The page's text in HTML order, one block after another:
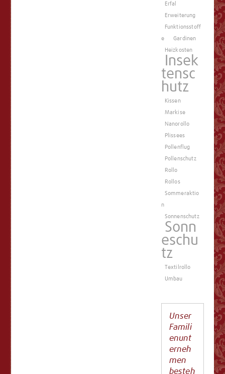
Erfal
Erweiterung
Funktionsstoff
e Gardinen
Heizkosten
Insek
tensc
hutz
Kissen
Markise
Nanorollo
Plissees
Pollenflug
Pollenschutz
Rollo
Rollos
Sommeraktio
n
Sonnenschutz
Sonn
eschu
tz
Textilrollo
Umbau
Unser
Famili
enunt
erneh
men
besteh